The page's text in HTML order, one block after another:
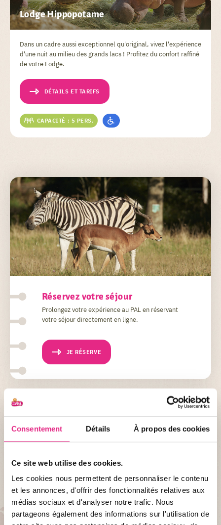
Consentement Détails À propos des cookies
Ce site web utilise des cookies.
Les cookies nous permettent de personnaliser le contenu
et les annonces, d'offrir des fonctionnalités relatives aux
médias sociaux et d'analyser notre trafic. Nous
partageons également des informations sur l'utilisation de
Lodge Hippopotame
Dans un cadre aussi exceptionnel qu'original, vivez l'expérience
d'une nuit au milieu des grands lacs ! Profitez du confort raffiné
de votre Lodge.
DÉTAILS ET TARIFS
CAPACITÉ : 5 PERS.
Réservez votre séjour
Prolongez votre expérience au PAL en réservant
votre séjour directement en ligne.
JE RÉSERVE
Vous souhaitez réserver une activité ?